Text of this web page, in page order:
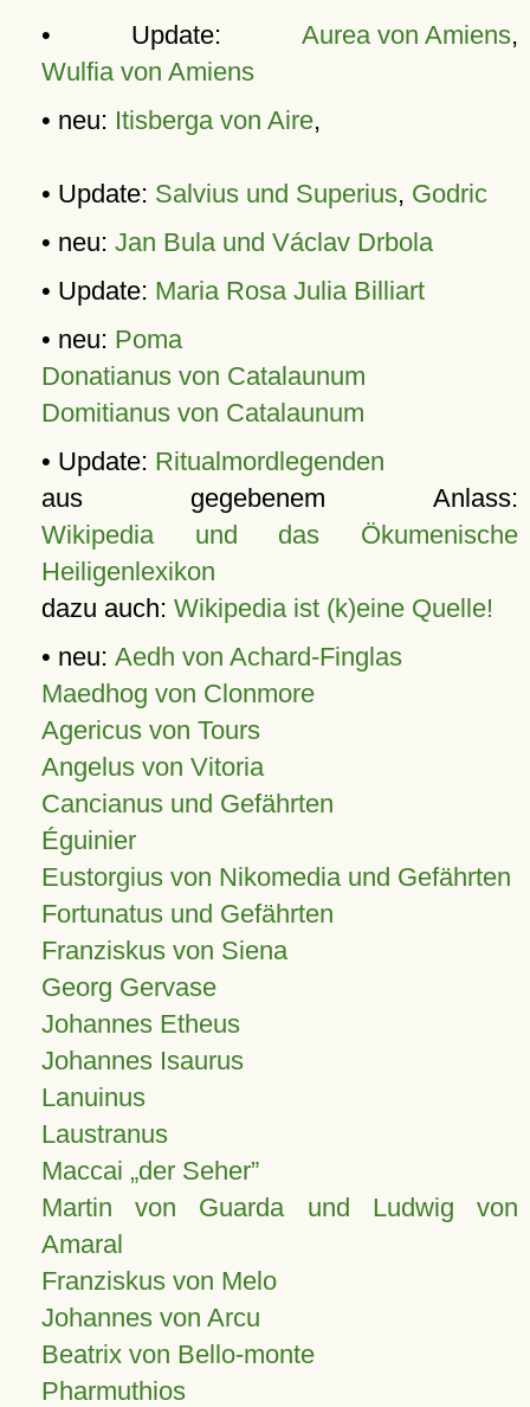
• Update: Aurea von Amiens,
Wulfia von Amiens
• neu: Itisberga von Aire,
• Update: Salvius und Superius, Godric
• neu: Jan Bula und Václav Drbola
• Update: Maria Rosa Julia Billiart
• neu: Poma
Donatianus von Catalaunum
Domitianus von Catalaunum
• Update: Ritualmordlegenden
aus gegebenem Anlass:
Wikipedia und das Ökumenische
Heiligenlexikon
dazu auch: Wikipedia ist (k)eine Quelle!
• neu: Aedh von Achard-Finglas
Maedhog von Clonmore
Agericus von Tours
Angelus von Vitoria
Cancianus und Gefährten
Éguinier
Eustorgius von Nikomedia und Gefährten
Fortunatus und Gefährten
Franziskus von Siena
Georg Gervase
Johannes Etheus
Johannes Isaurus
Lanuinus
Laustranus
Maccai „der Seher”
Martin von Guarda und Ludwig von
Amaral
Franziskus von Melo
Johannes von Arcu
Beatrix von Bello-monte
Pharmuthios